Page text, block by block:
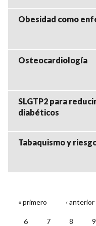
Obesidad como
Osteocardiología
SLGTP2 para
diabéticos
Tabaquismo y
PÁGINAS
« primero ‹ anterior
6 7 8 9